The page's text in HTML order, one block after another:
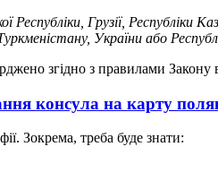
Республіки, Грузії, Республіки
України або
згідно з правилами Закону
консула на карту
Зокрема, треба буде знати: